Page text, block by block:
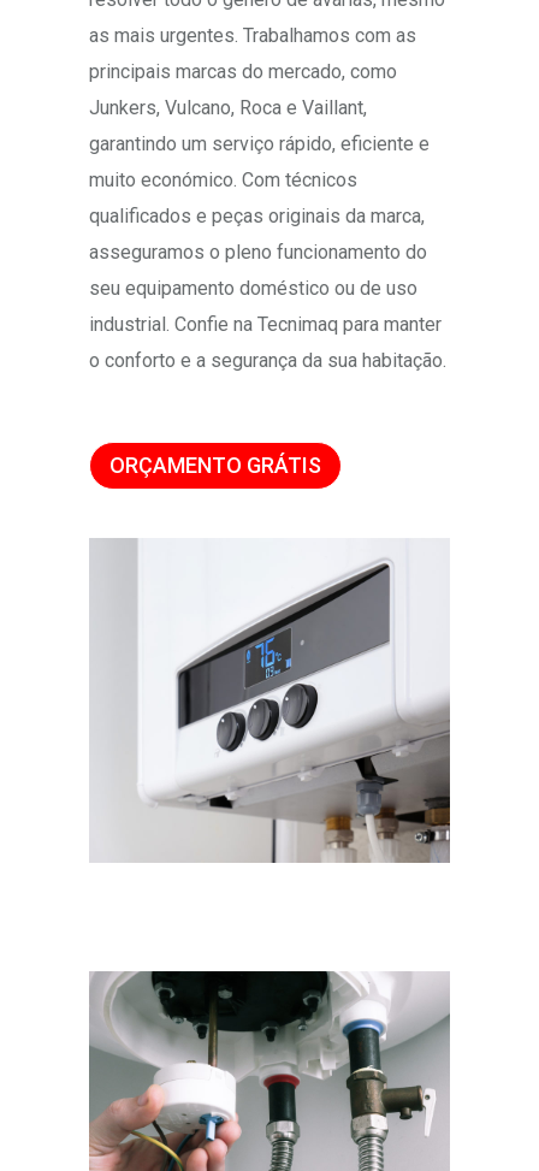
as mais urgentes. Trabalhamos com as
principais marcas do mercado, como
Junkers, Vulcano, Roca e Vaillant,
garantindo um serviço rápido, eficiente e
muito económico. Com técnicos
qualificados e peças originais da marca,
asseguramos o pleno funcionamento do
seu equipamento doméstico ou de uso
industrial. Confie na Tecnimaq para manter
o conforto e a segurança da sua habitação.
ORÇAMENTO GRÁTIS